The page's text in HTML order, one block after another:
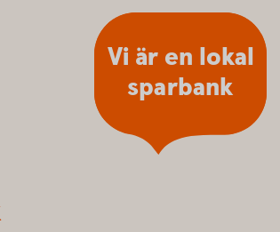
Vi är en lokal
sparbank